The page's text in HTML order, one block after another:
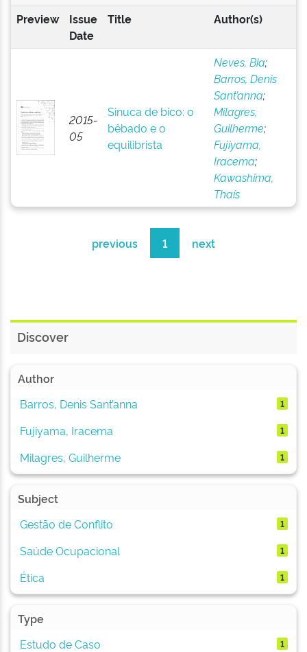
Preview
Issue
Date
Title Author(s)
2015-
05
Sinuca de bico: o
bêbado e o
equilibrista
Neves, Bia;
Barros, Denis
Sant’anna;
Milagres,
Guilherme;
Fujiyama,
Iracema;
Kawashima,
Thaís
previous 1 next
Discover
Author
Barros, Denis Sant’anna
1
Fujiyama, Iracema 1
Milagres, Guilherme 1
Subject
Gestão de Conflito
1
Saúde Ocupacional 1
Ética 1
Type
Estudo de Caso
1